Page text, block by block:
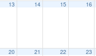
13 14 15 16
20 21 22 23